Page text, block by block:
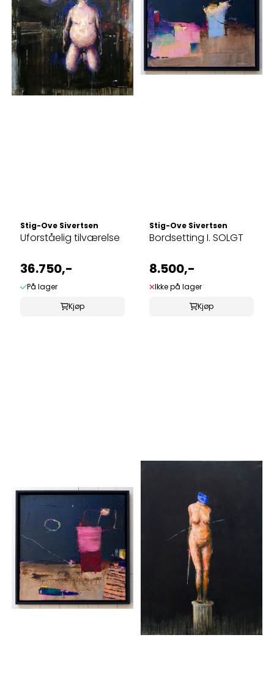
Stig-Ove Sivertsen
Uforståelig tilværelse
36.750,-
På lager
Kjøp
Stig-Ove Sivertsen
Bordsetting I. SOLGT
8.500,-
Ikke på lager
Kjøp